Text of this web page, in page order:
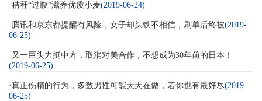
·秸秆“过腹”滋养优质小麦(2019-06-24)
· 腾讯和京东都提醒有风险，女子却头铁不相信，刷单后终被(2019-
06-25)
· 又一巨头力挺中方，取消对美合作，不想成为30年前的日本！
(2019-06-25)
·真正伤精的行为，多数男性可能天天在做，若你也有最好尽(2019-
06-25)